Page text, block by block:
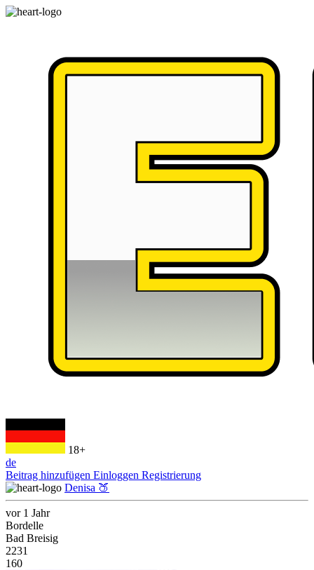
18+
de
Beitrag hinzufügen Einloggen Registrierung
Denisa 🍑
vor 1 Jahr
Bordelle
Bad Breisig
2231
160